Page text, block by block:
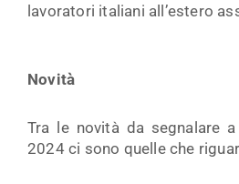
lavoratori italiani all’estero
Novità
Tra le novità da segnalare
2024 ci sono quelle che